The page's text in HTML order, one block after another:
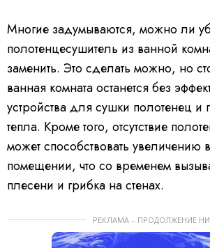
Многие задумываются, можно ли
полотенцесушитель из ванной
заменить. Это сделать можно, но
ванная комната останется без
устройства для сушки полотенец
тепла. Кроме того, отсутствие
может способствовать увеличению
помещении, что со временем
плесени и грибка на стенах.
РЕКЛАМА – ПРОДОЛЖЕНИЕ